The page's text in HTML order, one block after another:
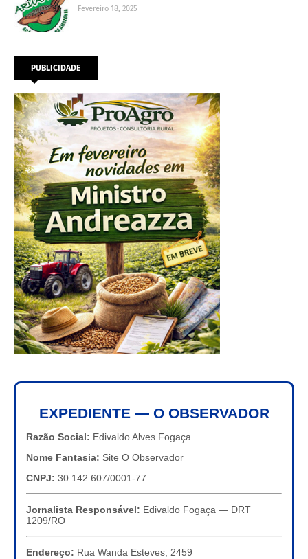
Fevereiro 18, 2025
PUBLICIDADE
EXPEDIENTE — O OBSERVADOR
Razão Social: Edivaldo Alves Fogaça
Nome Fantasia: Site O Observador
CNPJ: 30.142.607/0001-77
Jornalista Responsável: Edivaldo Fogaça — DRT
1209/RO
Endereço: Rua Wanda Esteves, 2459